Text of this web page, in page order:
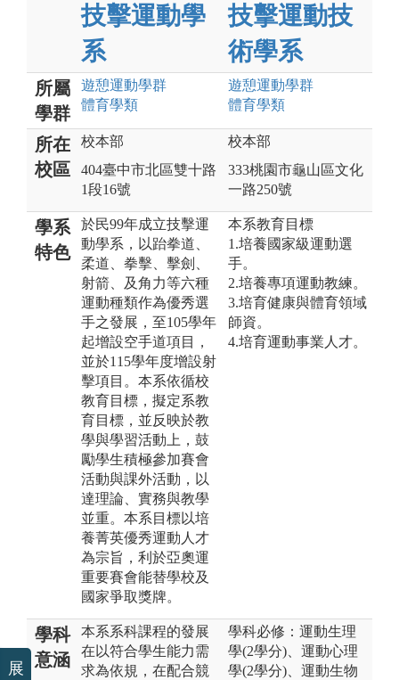
技擊運動學
系
技擊運動技
術學系
所屬
學群
遊憩運動學群
體育學類
遊憩運動學群
體育學類
所在
校區
校本部
404臺中市北區雙十路
1段16號
校本部
333桃園市龜山區文化
一路250號
學系
特色
於民99年成立技擊運
動學系，以跆拳道、
柔道、拳擊、擊劍、
射箭、及角力等六種
運動種類作為優秀選
手之發展，至105學年
起增設空手道項目，
並於115學年度增設射
擊項目。本系依循校
教育目標，擬定系教
育目標，並反映於教
學與學習活動上，鼓
勵學生積極參加賽會
活動與課外活動，以
達理論、實務與教學
並重。本系目標以培
養菁英優秀運動人才
為宗旨，利於亞奧運
重要賽會能替學校及
國家爭取獎牌。
本系教育目標
1.培養國家級運動選
手。
2.培養專項運動教練。
3.培育健康與體育領域
師資。
4.培育運動事業人才。
學科
意涵
本系系科課程的發展
在以符合學生能力需
求為依規，在配合競
學科必修：運動生理
學(2學分)、運動心理
學(2學分)、運動生物
展